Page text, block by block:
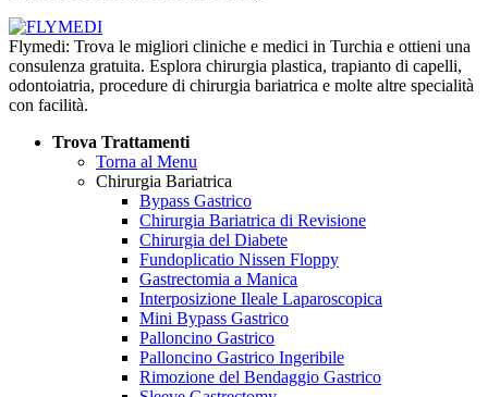
Flymedi: Trova le migliori cliniche e medici in Turchia e ottieni una
consulenza gratuita. Esplora chirurgia plastica, trapianto di capelli,
odontoiatria, procedure di chirurgia bariatrica e molte altre specialità
con facilità.
Trova Trattamenti
Torna al Menu
Chirurgia Bariatrica
Bypass Gastrico
Chirurgia Bariatrica di Revisione
Chirurgia del Diabete
Fundoplicatio Nissen Floppy
Gastrectomia a Manica
Interposizione Ileale Laparoscopica
Mini Bypass Gastrico
Palloncino Gastrico
Palloncino Gastrico Ingeribile
Rimozione del Bendaggio Gastrico